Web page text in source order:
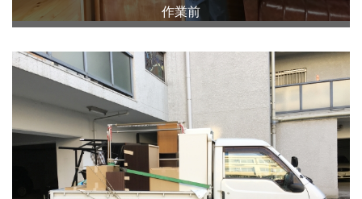
作業前